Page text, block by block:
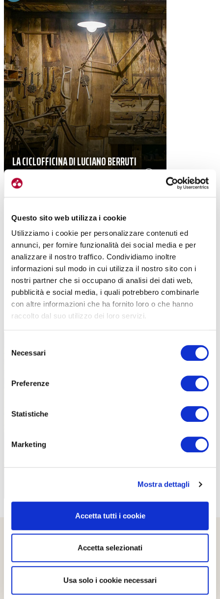
Questo sito web utilizza i cookie
Utilizziamo i cookie per personalizzare contenuti ed
annunci, per fornire funzionalità dei social media e per
analizzare il nostro traffico. Condividiamo inoltre
informazioni sul modo in cui utilizza il nostro sito con i
nostri partner che si occupano di analisi dei dati web,
pubblicità e social media, i quali potrebbero combinarle
con altre informazioni che ha fornito loro o che hanno
raccolto dal suo utilizzo dei loro servizi.
delNecessari
Preferenze
Statistiche
Marketing
Mostra dettagli
Accetta tutti i cookie
Accetta selezionati
Usa solo i cookie necessari
LA CICLOFFICINA DI LUCIANO BERRUTI
RIVIVE A GAIOLE
|01-04-2024
TUTTE LE CATEGORIE DEL MAGAZINE